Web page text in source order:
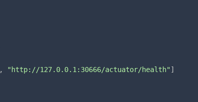
, "http://127.0.0.1:30666/actuator/health"]